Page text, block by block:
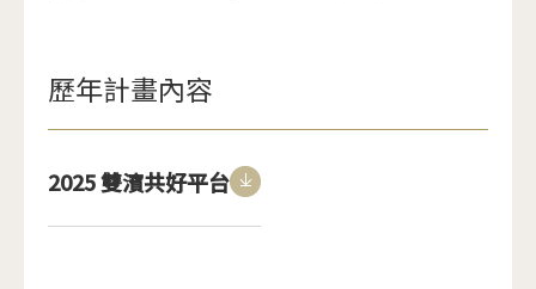
歷年計畫內容
2025 雙濱共好平台